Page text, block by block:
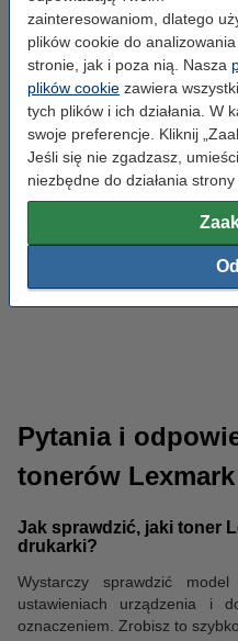
zainteresowaniom, dlatego
plików cookie do
stronie, jak i poza nią. Nasza
plików cookie zawiera
tych plików i ich działania. W
swoje preferencje. Kliknij
Jeśli się nie zgadzasz,
niezbędne do działania
Pytania i
tonerów Lexmark
Jak sprawdzić, jaki toner
drukarki?
Wystarczy sprawdzić
ustawieniach urządzenia i
oznaczeniem. Zrobisz to